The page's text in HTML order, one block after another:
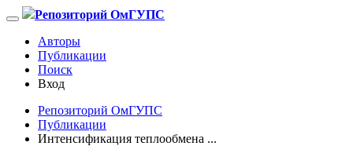
Репозиторий ОмГУПС
Авторы
Публикации
Поиск
Вход
Репозиторий ОмГУПС
Публикации
Интенсификация теплообмена ...